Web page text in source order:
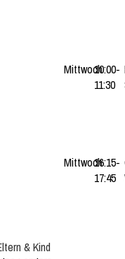
Mittwoch10:00-
11:30
Mittwoch16:15-
17:45
& Kind